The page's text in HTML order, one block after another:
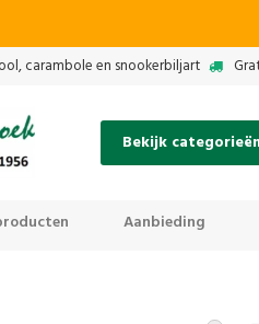
carambole en snookerbiljart
Bekijk
Aanbieding